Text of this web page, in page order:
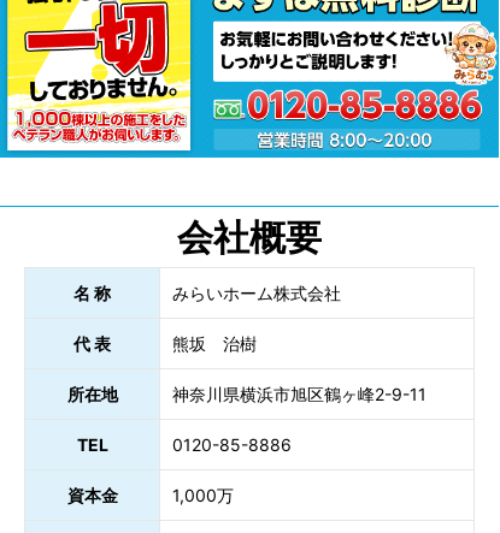
会社概要
名 称 みらいホーム株式会社
代 表 熊坂 治樹
所在地 神奈川県横浜市旭区鶴ヶ峰2-9-11
TEL 0120-85-8886
資本金 1,000万